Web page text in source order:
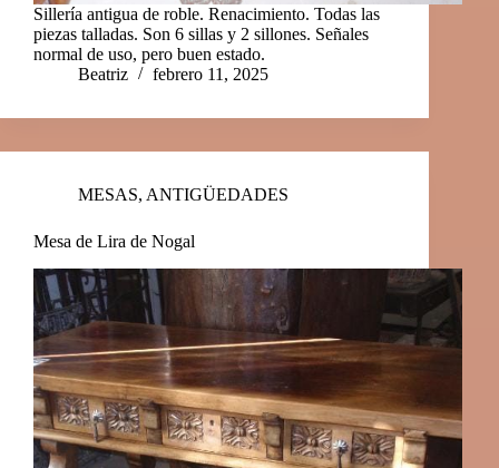
Sillería antigua de roble. Renacimiento. Todas las
piezas talladas. Son 6 sillas y 2 sillones. Señales
normal de uso, pero buen estado.
Beatriz
febrero 11, 2025
MESAS, ANTIGÜEDADES
Mesa de Lira de Nogal